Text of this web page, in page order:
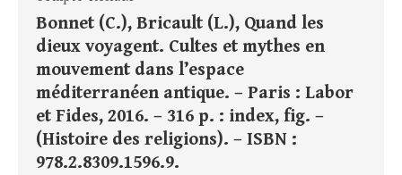
Bonnet (C.), Bricault (L.), Quand les
dieux voyagent. Cultes et mythes en
mouvement dans l’espace
méditerranéen antique. – Paris : Labor
et Fides, 2016. – 316 p. : index, fig. –
(Histoire des religions). – ISBN :
978.2.8309.1596.9.